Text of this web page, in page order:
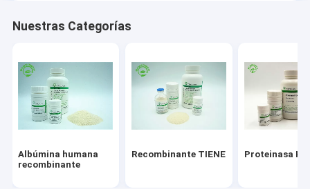
Nuestras Categorías
Albúmina humana
recombinante
Recombinante TIENE Proteinasa K